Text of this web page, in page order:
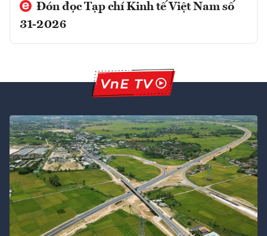
Đón đọc Tạp chí Kinh tế Việt Nam số
31-2026